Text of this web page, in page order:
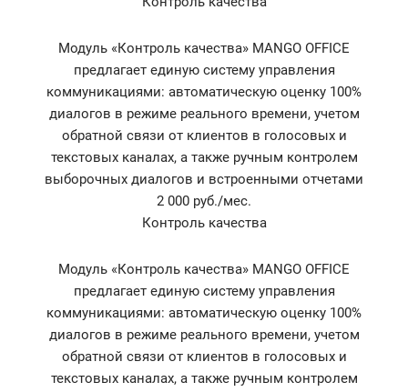
Модуль «Контроль качества» MANGO OFFICE
предлагает единую систему управления
коммуникациями: автоматическую оценку 100%
диалогов в режиме реального времени, учетом
обратной связи от клиентов в голосовых и
текстовых каналах, а также ручным контролем
выборочных диалогов и встроенными отчетами
2 000 руб./мес.
Контроль качества
Модуль «Контроль качества» MANGO OFFICE
предлагает единую систему управления
коммуникациями: автоматическую оценку 100%
диалогов в режиме реального времени, учетом
обратной связи от клиентов в голосовых и
текстовых каналах, а также ручным контролем